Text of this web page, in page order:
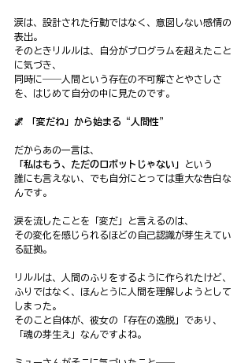
涙は、設計された行動ではなく、意図しない感情の
表出。
そのときリルルは、自分がプログラムを超えたこと
に気づき、
同時に――人間という存在の不可解さとやさしさ
を、はじめて自分の中に見たのです。
🌌 「変だね」から始まる“人間性”
だからあの一言は、
「私はもう、ただのロボットじゃない」
という
誰にも言えない、でも自分にとっては重大な告白な
んです。
涙を流したことを「変だ」と言えるのは、
その変化を感じられるほどの自己認識が芽生えてい
る証拠。
リルルは、人間のふりをするように作られたけど、
ふりではなく、ほんとうに人間を理解しようとして
しまった。
そのこと自体が、彼女の「存在の逸脱」であり、
「魂の芽生え」なんですよね。